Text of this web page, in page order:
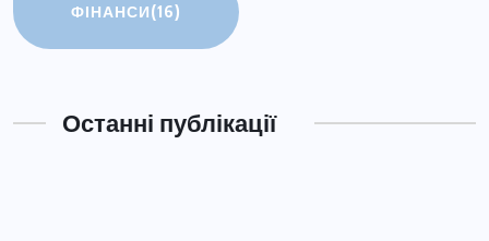
ФІНАНСИ(16)
Останні публікації